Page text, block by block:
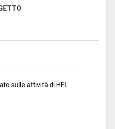
sulle attività di HEI